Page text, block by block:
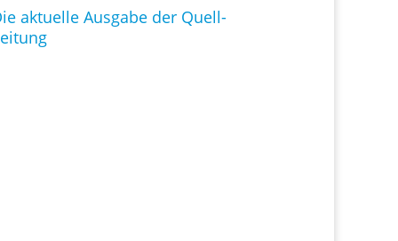
aktuelle Ausgabe der Quell-